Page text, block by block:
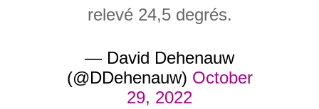
relevé 24,5 degrés.
— David Dehenauw
(@DDehenauw) October
29, 2022